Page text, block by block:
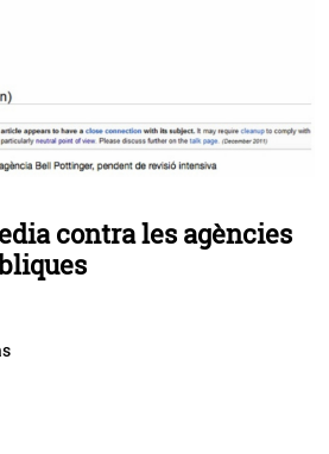
contra les agències